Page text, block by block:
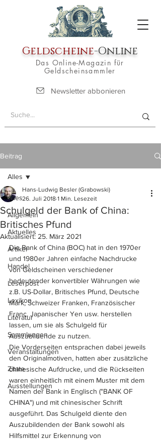
Geldscheine-Online
Das Online-Magazin für
Geldscheinsammler
Newsletter abbonieren
Beitrag
Alles
Allgemein
Aktuelles
Artikel
Handel
Leserpost
Lexikon
Literatur
Sammlungen
Veranstaltungen
Zitate
Ausstellungen
Alles
Schulgeld der Bank of China:
Britisches Pfund
Hans-Ludwig Besler (Grabowski)
26. Juli 2018 1 Min. Lesezeit
Aktualisiert: 25. März 2021
Die Bank of China (BOC) hat in den 1970er
und 1980er Jahren einfache Nachdrucke
von Geldscheinen verschiedener
bedeutender konvertibler Währungen wie
z.B. US-Dollar, Britisches Pfund, Deutsche
Mark, Schweizer Franken, Französischer
Franc, Japanischer Yen usw. herstellen
lassen, um sie als Schulgeld für
Auszubildende zu nutzen.
Die Vorderseiten entsprachen dabei jeweils
den Originalmotiven, hatten aber zusätzliche
chinesische Aufdrucke, und die Rückseiten
waren einheitlich mit einem Muster mit dem
Namen der Bank in Englisch ("BANK OF
CHINA") und mit chinesischer Schrift
ausgeführt. Das Schulgeld diente den
Auszubildenden der Bank sowohl als
Hilfsmittel zur Erkennung von